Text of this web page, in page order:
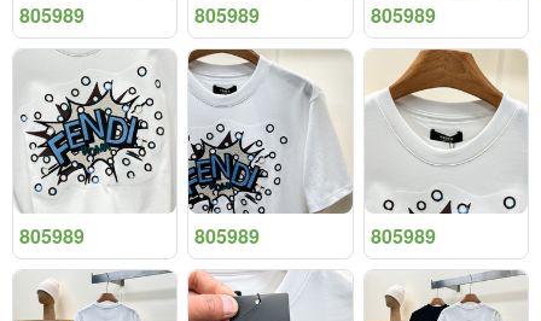
805989 805989 805989
805989 805989 805989